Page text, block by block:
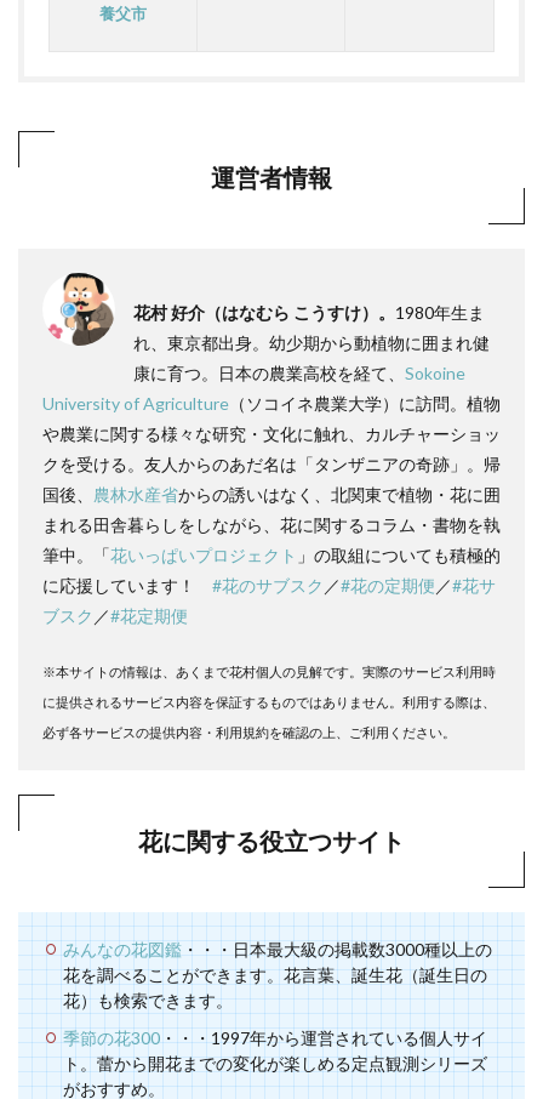
養父市
運営者情報
花村 好介（はなむら こうすけ）。 1980年生ま
れ、東京都出身。幼少期から動植物に囲まれ健
康に育つ。日本の農業高校を経て、 Sokoine
University of Agriculture （ソコイネ農業大学）に訪問。植物
や農業に関する様々な研究・文化に触れ、カルチャーショッ
クを受ける。友人からのあだ名は「タンザニアの奇跡」。帰
国後、 農林水産省からの誘いはなく、北関東で植物・花に囲
まれる田舎暮らしをしながら、花に関するコラム・書物を執
筆中。「花いっぱいプロジェクト 」の取組についても積極的
に応援しています！ #花のサブスク ／#花の定期便 ／#花サ
ブスク ／#花定期便
※本サイトの情報は、あくまで花村個人の見解です。実際のサービス利用時
に提供されるサービス内容を保証するものではありません。利用する際は、
必ず各サービスの提供内容・利用規約を確認の上、ご利用ください。
花に関する役立つサイト
みんなの花図鑑 ・・・日本最大級の掲載数3000種以上の
花を調べることができます。花言葉、誕生花（誕生日の
花）も検索できます。
季節の花300・・・1997年から運営されている個人サイ
ト。蕾から開花までの変化が楽しめる定点観測シリーズ
がおすすめ。